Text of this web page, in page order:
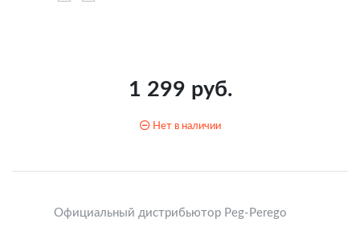
1 299 руб.
Нет в наличии
Официальный дистрибьютор Peg-Perego